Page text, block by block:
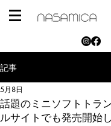
記事
話題のミニソフトトラ
ルサイトでも発売開始
5月8日